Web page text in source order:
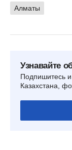
Алматы
Узнавайте
Подпишитесь и
Казахстана,